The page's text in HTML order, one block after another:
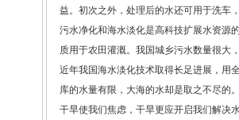
益。初次之外，处理后的水还可用于洗车
污水净化和海水淡化是高科技扩展水资源
质用于农田灌溉。我国城乡污水数量很大
近年我国海水淡化技术取得长足进展，用
库的水量有限，大海的水却是取之不尽的
干旱使我们焦虑，干旱更应开启我们解决